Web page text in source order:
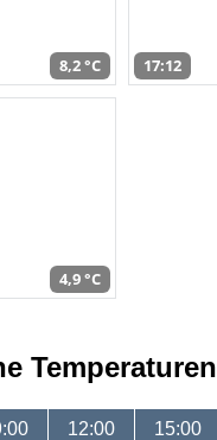
8,2 °C 17:12
4,9 °C
Temperaturen
12:00 15:00